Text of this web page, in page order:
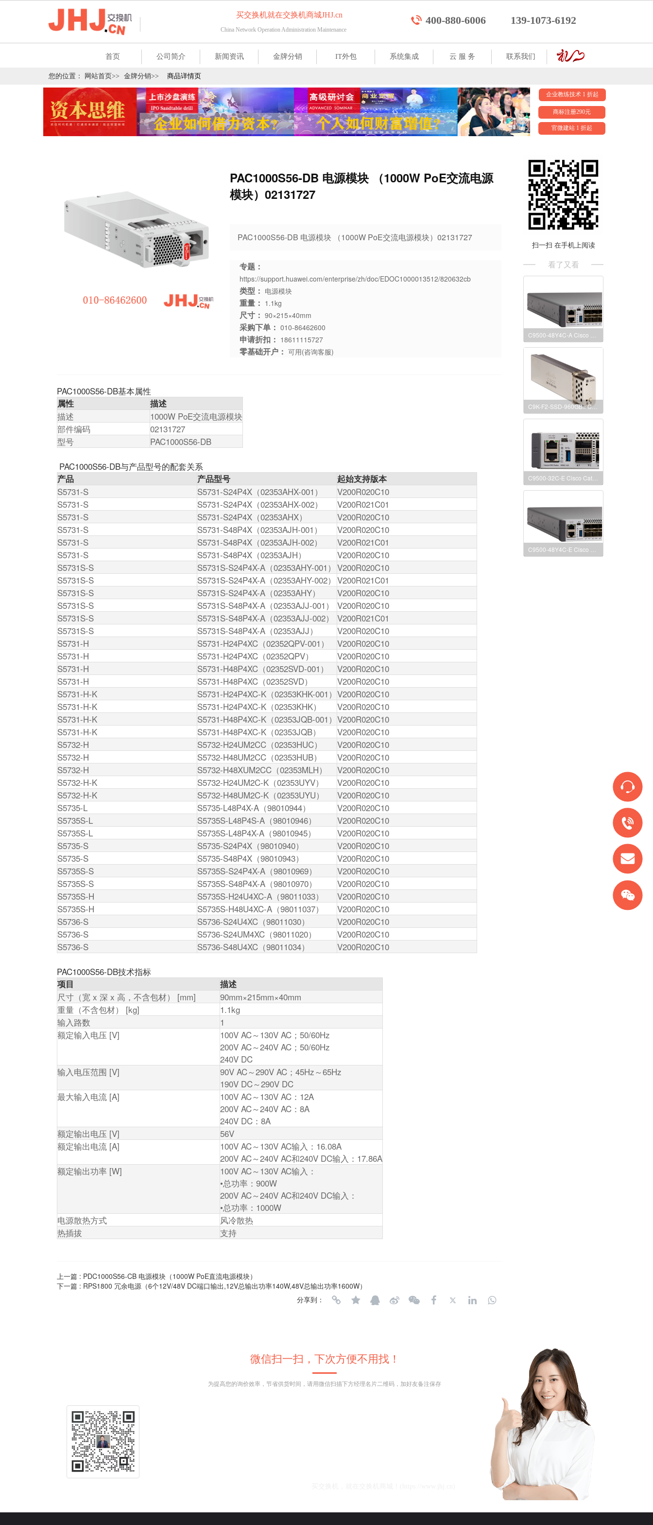
400-880-6006
买交换机就在交换机商城JHJ.cn
China Network Operation Administration Maintenance
139-1073-6192
首页 公司简介 新闻资讯 金牌分销 IT外包 系统集成 云 服 务 联系我们
您的位置： 网站首页>> 金牌分销>> 商品详情页
商标注册290元
官微建站 1 折起
企业教练技术 1 折起
PAC1000S56-DB 电源模块 （1000W PoE交流电源
模块）02131727
PAC1000S56-DB 电源模块 （1000W PoE交流电源模块）02131727
专题：
https://support.huawei.com/enterprise/zh/doc/EDOC1000013512/820632cb
类型： 电源模块
重量： 1.1kg
尺寸： 90×215×40mm
采购下单： 010-86462600
申请折扣： 18611115727
零基础开户： 可用(咨询客服)
PAC1000S56-DB基本属性
属性 描述
描述
1000W PoE交流电源模块
部件编码
02131727
型号
PAC1000S56-DB
PAC1000S56-DB与产品型号的配套关系
产品 产品型号 起始支持版本
S5731-S S5731-S24P4X（02353AHX-001）
V200R020C10
S5731-S
S5731-S24P4X（02353AHX-002）
V200R021C01
S5731-S
S5731-S24P4X（02353AHX）
V200R020C10
S5731-S
S5731-S48P4X（02353AJH-001）
V200R020C10
S5731-S
S5731-S48P4X（02353AJH-002）
V200R021C01
S5731-S
S5731-S48P4X（02353AJH）
V200R020C10
S5731S-S
S5731S-S24P4X-A（02353AHY-001） V200R020C10
S5731S-S
S5731S-S24P4X-A（02353AHY-002） V200R021C01
S5731S-S
S5731S-S24P4X-A（02353AHY）
V200R020C10
S5731S-S
S5731S-S48P4X-A（02353AJJ-001）
V200R020C10
S5731S-S
S5731S-S48P4X-A（02353AJJ-002）
V200R021C01
S5731S-S
S5731S-S48P4X-A（02353AJJ）
V200R020C10
S5731-H
S5731-H24P4XC（02352QPV-001）
V200R020C10
S5731-H
S5731-H24P4XC（02352QPV）
V200R020C10
S5731-H
S5731-H48P4XC（02352SVD-001）
V200R020C10
S5731-H
S5731-H48P4XC（02352SVD）
V200R020C10
S5731-H-K
S5731-H24P4XC-K（02353KHK-001） V200R020C10
S5731-H-K
S5731-H24P4XC-K（02353KHK）
V200R020C10
S5731-H-K
S5731-H48P4XC-K（02353JQB-001） V200R020C10
S5731-H-K
S5731-H48P4XC-K（02353JQB）
V200R020C10
S5732-H
S5732-H24UM2CC（02353HUC）
V200R020C10
S5732-H
S5732-H48UM2CC（02353HUB）
V200R020C10
S5732-H
S5732-H48XUM2CC（02353MLH）
V200R020C10
S5732-H-K
S5732-H24UM2C-K（02353UYV）
V200R020C10
S5732-H-K
S5732-H48UM2C-K（02353UYU）
V200R020C10
S5735-L
S5735-L48P4X-A（98010944）
V200R020C10
S5735S-L
S5735S-L48P4S-A（98010946）
V200R020C10
S5735S-L
S5735S-L48P4X-A（98010945）
V200R020C10
S5735-S
S5735-S24P4X（98010940）
V200R020C10
S5735-S
S5735-S48P4X（98010943）
V200R020C10
S5735S-S
S5735S-S24P4X-A（98010969）
V200R020C10
S5735S-S
S5735S-S48P4X-A（98010970）
V200R020C10
S5735S-H
S5735S-H24U4XC-A（98011033）
V200R020C10
S5735S-H
S5735S-H48U4XC-A（98011037）
V200R020C10
S5736-S
S5736-S24U4XC（98011030）
V200R020C10
S5736-S
S5736-S24UM4XC（98011020）
V200R020C10
S5736-S
S5736-S48U4XC（98011034） V200R020C10
PAC1000S56-DB技术指标
项目 描述
尺寸（宽 x 深 x 高，不含包材） [mm]
90mm×215mm×40mm
重量（不含包材） [kg]
1.1kg
输入路数
1
额定输入电压 [V]
100V AC～130V AC；50/60Hz
200V AC～240V AC；50/60Hz
240V DC
输入电压范围 [V]
90V AC～290V AC；45Hz～65Hz
190V DC～290V DC
最大输入电流 [A]
100V AC～130V AC：12A
200V AC～240V AC：8A
240V DC：8A
额定输出电压 [V]
56V
额定输出电流 [A]
100V AC～130V AC输入：16.08A
200V AC～240V AC和240V DC输入：17.86A
额定输出功率 [W]
100V AC～130V AC输入：
•总功率：900W
200V AC～240V AC和240V DC输入：
•总功率：1000W
电源散热方式
风冷散热
热插拔
支持
上一篇 : PDC1000S56-CB 电源模块（1000W PoE直流电源模块）
下一篇 : RPS1800 冗余电源（6个12V/48V DC端口输出,12V总输出功率140W,48V总输出功率1600W）
分享到：
扫一扫 在手机上阅读
看了又看
C9K-F2-SSD-960GB= Cisco Catalyst 9600 Series 960GB SSD Storage 思科9600系列交换机用 960GB固态硬盘
微信扫一扫，下次方便不用找！
为提高您的询价效率，节省供货时间，请用微信扫描下方经理名片二维码，加好友备注保存